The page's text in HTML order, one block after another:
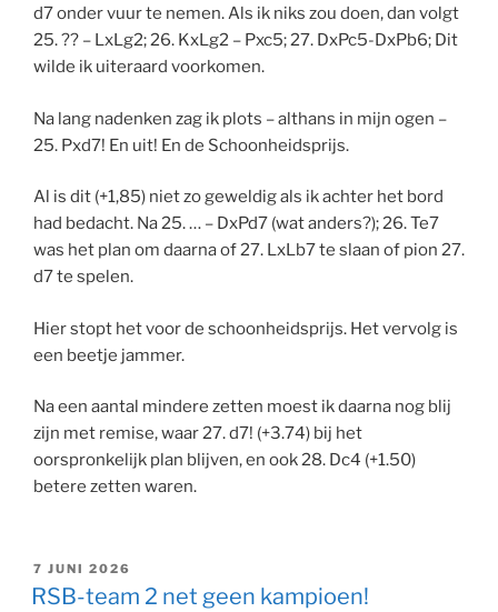
d7 onder vuur te nemen. Als ik niks zou doen, dan volgt
25. ?? – LxLg2; 26. KxLg2 – Pxc5; 27. DxPc5-DxPb6; Dit
wilde ik uiteraard voorkomen.
Na lang nadenken zag ik plots – althans in mijn ogen –
25. Pxd7! En uit! En de Schoonheidsprijs.
Al is dit (+1,85) niet zo geweldig als ik achter het bord
had bedacht. Na 25. … – DxPd7 (wat anders?); 26. Te7
was het plan om daarna of 27. LxLb7 te slaan of pion 27.
d7 te spelen.
Hier stopt het voor de schoonheidsprijs. Het vervolg is
een beetje jammer.
Na een aantal mindere zetten moest ik daarna nog blij
zijn met remise, waar 27. d7! (+3.74) bij het
oorspronkelijk plan blijven, en ook 28. Dc4 (+1.50)
betere zetten waren.
GEPLAATST
OP
7 JUNI 2026
RSB-team 2 net geen kampioen!